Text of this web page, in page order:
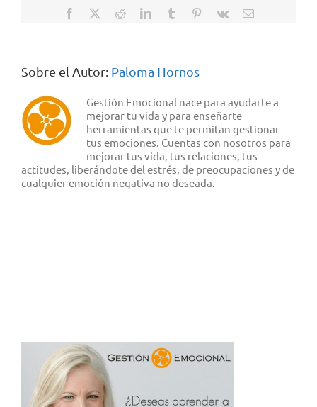
Facebook RedditLinkedInTumblr Pinterest
Vk
Correo
Sobre el Autor: Paloma Hornos
Gestión Emocional nace para ayudarte a
mejorar tu vida y para enseñarte
herramientas que te permitan gestionar
tus emociones. Cuentas con nosotros para
mejorar tus vida, tus relaciones, tus
actitudes, liberándote del estrés, de preocupaciones y de
cualquier emoción negativa no deseada.